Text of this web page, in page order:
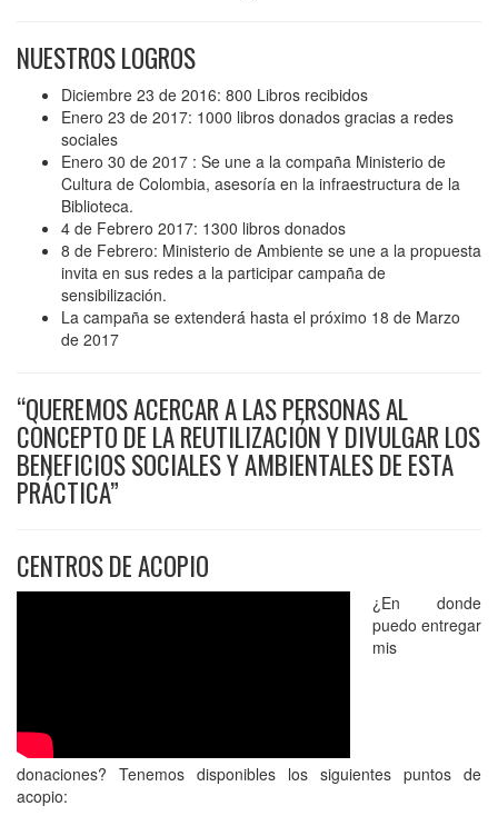
NUESTROS LOGROS
Diciembre 23 de 2016: 800 Libros recibidos
Enero 23 de 2017: 1000 libros donados gracias a redes
sociales
Enero 30 de 2017 : Se une a la compaña Ministerio de
Cultura de Colombia, asesoría en la infraestructura de la
Biblioteca.
4 de Febrero 2017: 1300 libros donados
8 de Febrero: Ministerio de Ambiente se une a la propuesta
invita en sus redes a la participar campaña de
sensibilización.
La campaña se extenderá́ hasta el próximo 18 de Marzo
de 2017
“QUEREMOS ACERCAR A LAS PERSONAS AL
CONCEPTO DE LA REUTILIZACIÓN Y DIVULGAR LOS
BENEFICIOS SOCIALES Y AMBIENTALES DE ESTA
PRÁCTICA”
CENTROS DE ACOPIO
¿En donde
puedo entregar
mis
donaciones? Tenemos disponibles los siguientes puntos de
acopio: